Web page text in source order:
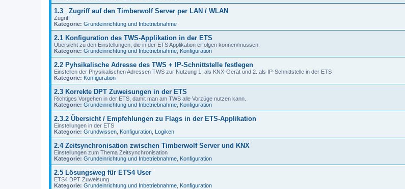
1.3_ Zugriff auf den Timberwolf Server per LAN / WLAN
Zugriff
Kategorie: Grundeinrichtung und Inbetriebnahme
2.1 Konfiguration des TWS-Applikation in der ETS
Übersicht zu den Einstellungen, die in der ETS Applikation erfolgen können/müssen.
Kategorie: Grundeinrichtung und Inbetriebnahme Konfiguration
2.2 Pyhsikalische Adresse des TWS + IP-Schnittstelle festlegen
Einstellen der Physikalischen Adressen TWS zur Nutzung 1. als KNX-Gerät und 2. als IP-Schnittstelle in der ETS
Kategorie: Konfiguration
2.3 Korrekte DPT Zuweisungen in der ETS
Richtiges Vorgehen in der ETS, damit man am TWS alle Vorzüge nutzen kann.
Kategorie: Grundeinrichtung und Inbetriebnahme Konfiguration
2.3.2 Übersicht / Empfehlungen zu Flags in der ETS-Applikation
Einstellungen in der ETS
Kategorie: Grundwissen Konfiguration Logiken
2.4 Zeitsynchronisation zwischen Timberwolf Server und KNX
Einstellungen zum Thema Zeitsynchronisation
Kategorie: Grundeinrichtung und Inbetriebnahme Konfiguration
2.5 Lösungsweg für ETS4 User
ETS4 DPT Zuweisung
Kategorie: Grundeinrichtung und Inbetriebnahme Konfiguration